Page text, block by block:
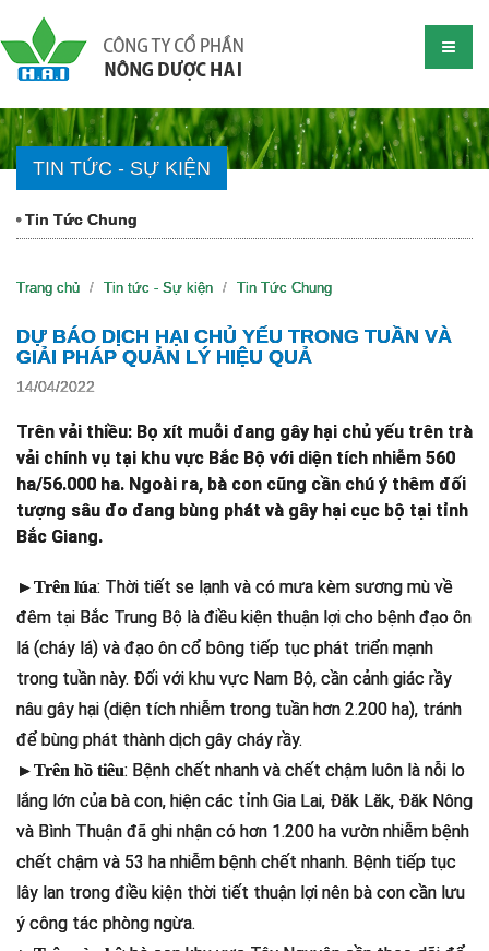
TIN TỨC - SỰ KIỆN
Tin Tức Chung
Trang chủ Tin tức - Sự kiện Tin Tức Chung
DỰ BÁO DỊCH HẠI CHỦ YẾU TRONG TUẦN VÀ
GIẢI PHÁP QUẢN LÝ HIỆU QUẢ
14/04/2022
Trên vải thiều: Bọ xít muỗi đang gây hại chủ yếu trên trà
vải chính vụ tại khu vực Bắc Bộ với diện tích nhiễm 560
ha/56.000 ha. Ngoài ra, bà con cũng cần chú ý thêm đối
tượng sâu đo đang bùng phát và gây hại cục bộ tại tỉnh
Bắc Giang.
►Trên lúa: Thời tiết se lạnh và có mưa kèm sương mù về
đêm tại Bắc Trung Bộ là điều kiện thuận lợi cho bệnh đạo ôn
lá (cháy lá) và đạo ôn cổ bông tiếp tục phát triển mạnh
trong tuần này. Đối với khu vực Nam Bộ, cần cảnh giác rầy
nâu gây hại (diện tích nhiễm trong tuần hơn 2.200 ha), tránh
để bùng phát thành dịch gây cháy rầy.
►Trên hồ tiêu: Bệnh chết nhanh và chết chậm luôn là nỗi lo
lắng lớn của bà con, hiện các tỉnh Gia Lai, Đăk Lăk, Đăk Nông
và Bình Thuận đã ghi nhận có hơn 1.200 ha vườn nhiễm bệnh
chết chậm và 53 ha nhiễm bệnh chết nhanh. Bệnh tiếp tục
lây lan trong điều kiện thời tiết thuận lợi nên bà con cần lưu
ý công tác phòng ngừa.